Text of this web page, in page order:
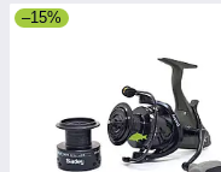
–15%